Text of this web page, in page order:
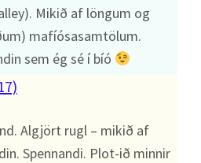
Mikið af löngum og
mafíósasamtölum.
sem ég sé í bíó
Algjört rugl – mikið af
Spennandi. Plot-ið minnir